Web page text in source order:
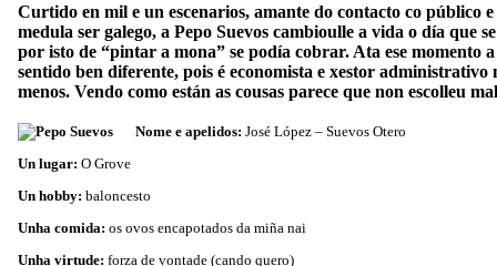
Curtido en mil e un escenarios, amante do contacto co público
medula ser galego, a Pepo Suevos cambioulle a vida o día que
por isto de “pintar a mona” se podía cobrar. Ata ese momento
sentido ben diferente, pois é economista e xestor administrativo
menos. Vendo como están as cousas parece que non escolleu
Nome e apelidos: José López – Suevos Otero
Un lugar: O Grove
Un hobby: baloncesto
Unha comida: os ovos encapotados da miña nai
Unha virtude: forza de vontade (cando quero)